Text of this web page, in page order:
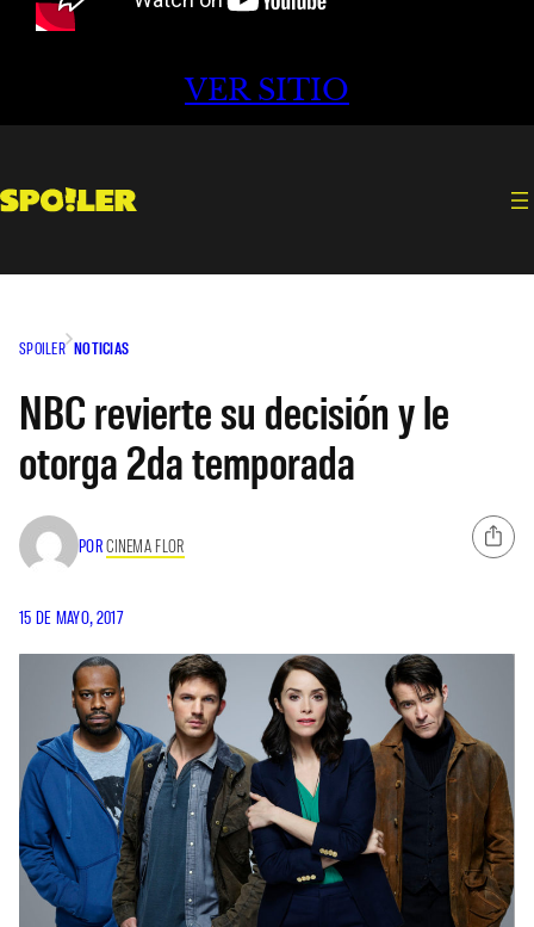
VER SITIO
SPOILER NOTICIAS
NBC revierte su decisión y le
otorga 2da temporada
PORCINEMA FLOR
15 DE MAYO, 2017